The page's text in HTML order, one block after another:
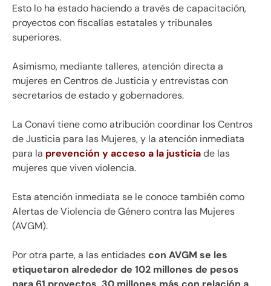
Esto lo ha estado haciendo a través de capacitación,
proyectos con fiscalías estatales y tribunales
superiores.
Asimismo, mediante talleres, atención directa a
mujeres en Centros de Justicia y entrevistas con
secretarios de estado y gobernadores.
La Conavi tiene como atribución coordinar los Centros
de Justicia para las Mujeres, y la atención inmediata
para la prevención y acceso a la justiciade las
mujeres que viven violencia.
Esta atención inmediata se le conoce también como
Alertas de Violencia de Género contra las Mujeres
(AVGM).
Por otra parte, a las entidadescon AVGM se les
etiquetaron alrededor de 102 millones de pesos